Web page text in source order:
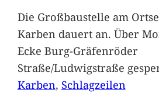
Die Großbaustelle am
Karben dauert an. Über
Ecke Burg-Gräfenröder
Straße/Ludwigstraße
Karben, Schlagzeilen